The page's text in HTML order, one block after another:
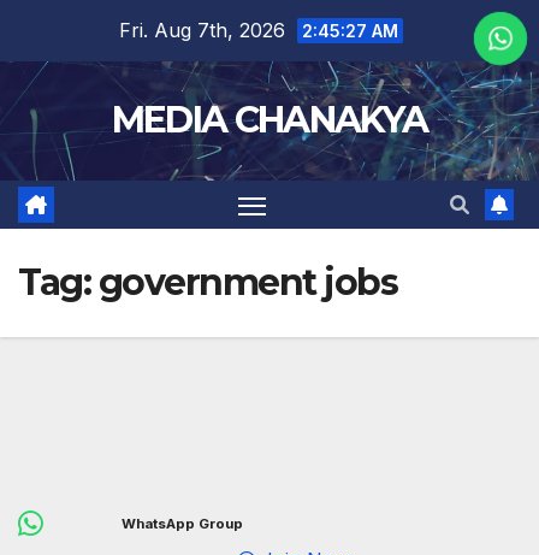
Fri. Aug 7th, 2026 2:45:27 AM
MEDIA CHANAKYA
Tag:government jobs
WhatsApp Group